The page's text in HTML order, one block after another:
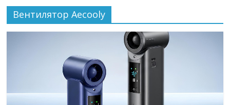
Вентилятор Aecooly